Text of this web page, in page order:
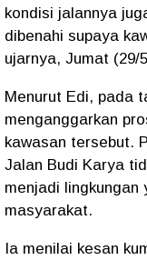
kondisi jalannya
dibenahi supaya
ujarnya, Jumat (29/
Menurut Edi, pada
menganggarkan
kawasan tersebut.
Jalan Budi Karya
menjadi
masyarakat.
Ia menilai kesan